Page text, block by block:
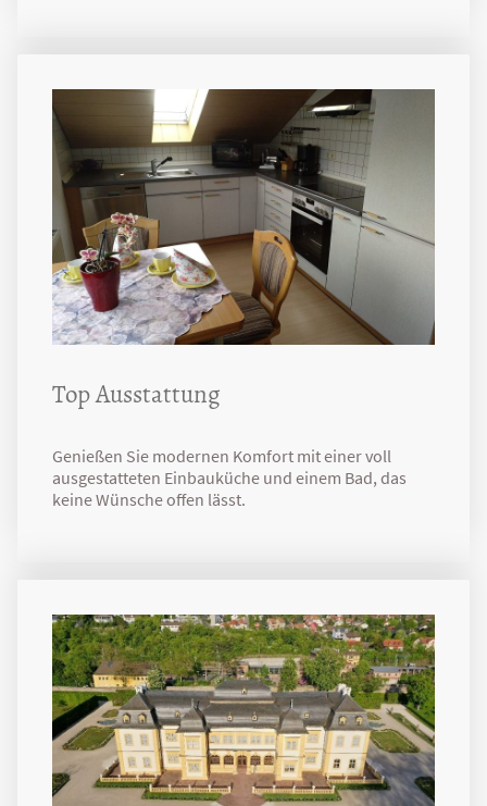
Top Ausstattung
Genießen Sie modernen Komfort mit einer voll
ausgestatteten Einbauküche und einem Bad, das
keine Wünsche offen lässt.